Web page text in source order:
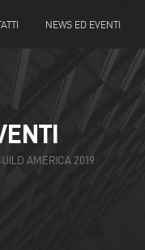
NEWS ED EVENTI
AMERICA 2019